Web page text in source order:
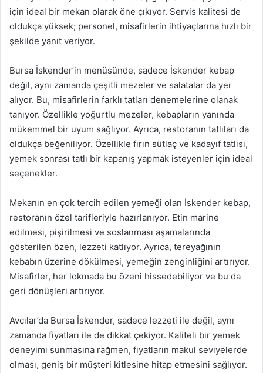
için ideal bir mekan olarak öne çıkıyor. Servis kalitesi de
oldukça yüksek; personel, misafirlerin ihtiyaçlarına hızlı bir
şekilde yanıt veriyor.
Bursa İskender’in menüsünde, sadece İskender kebap
değil, aynı zamanda çeşitli mezeler ve salatalar da yer
alıyor. Bu, misafirlerin farklı tatları denemelerine olanak
tanıyor. Özellikle yoğurtlu mezeler, kebapların yanında
mükemmel bir uyum sağlıyor. Ayrıca, restoranın tatlıları da
oldukça beğeniliyor. Özellikle fırın sütlaç ve kadayıf tatlısı,
yemek sonrası tatlı bir kapanış yapmak isteyenler için ideal
seçenekler.
Mekanın en çok tercih edilen yemeği olan İskender kebap,
restoranın özel tarifleriyle hazırlanıyor. Etin marine
edilmesi, pişirilmesi ve soslanması aşamalarında
gösterilen özen, lezzeti katlıyor. Ayrıca, tereyağının
kebabın üzerine dökülmesi, yemeğin zenginliğini artırıyor.
Misafirler, her lokmada bu özeni hissedebiliyor ve bu da
geri dönüşleri artırıyor.
Avcılar’da Bursa İskender, sadece lezzeti ile değil, aynı
zamanda fiyatları ile de dikkat çekiyor. Kaliteli bir yemek
deneyimi sunmasına rağmen, fiyatların makul seviyelerde
olması, geniş bir müşteri kitlesine hitap etmesini sağlıyor.